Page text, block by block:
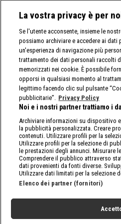
La vostra privacy è per
Se l'utente acconsente, insieme le
possiamo archiviare e accedere ai
un'esperienza di navigazione più
trattamento dei dati personali raccolti
memorizzati nei cookie. È possibile
opporsi in qualsiasi momento al
legittimo facendo clic sul pulsante
pubblicitarie”. Privacy Policy
Noi e i nostri partner trattiamo i
Archiviare informazioni su dispositivo
la pubblicità personalizzata. Creare
contenuti. Utilizzare profili per la
Utilizzare profili per la selezione di
le prestazioni degli annunci. Misurare
Comprendere il pubblico attraverso
dati provenienti da fonti diverse.
Utilizzare dati limitati per la selezione
Elenco dei partner (fornitori)